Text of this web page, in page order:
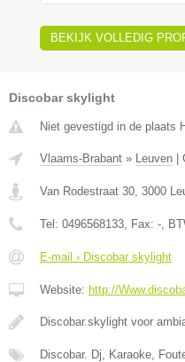
BEKIJK VOLLEDIG
Discobar skylight
Niet gevestigd in de plaats
Vlaams-Brabant » Leuven
Van Rodestraat 30 3000
Tel: 0496568133 , Fax: - ,
E-mail › Discobar skylight
Website: http://
Discobar.skylight voor
Discobar. Dj, Karaoke,